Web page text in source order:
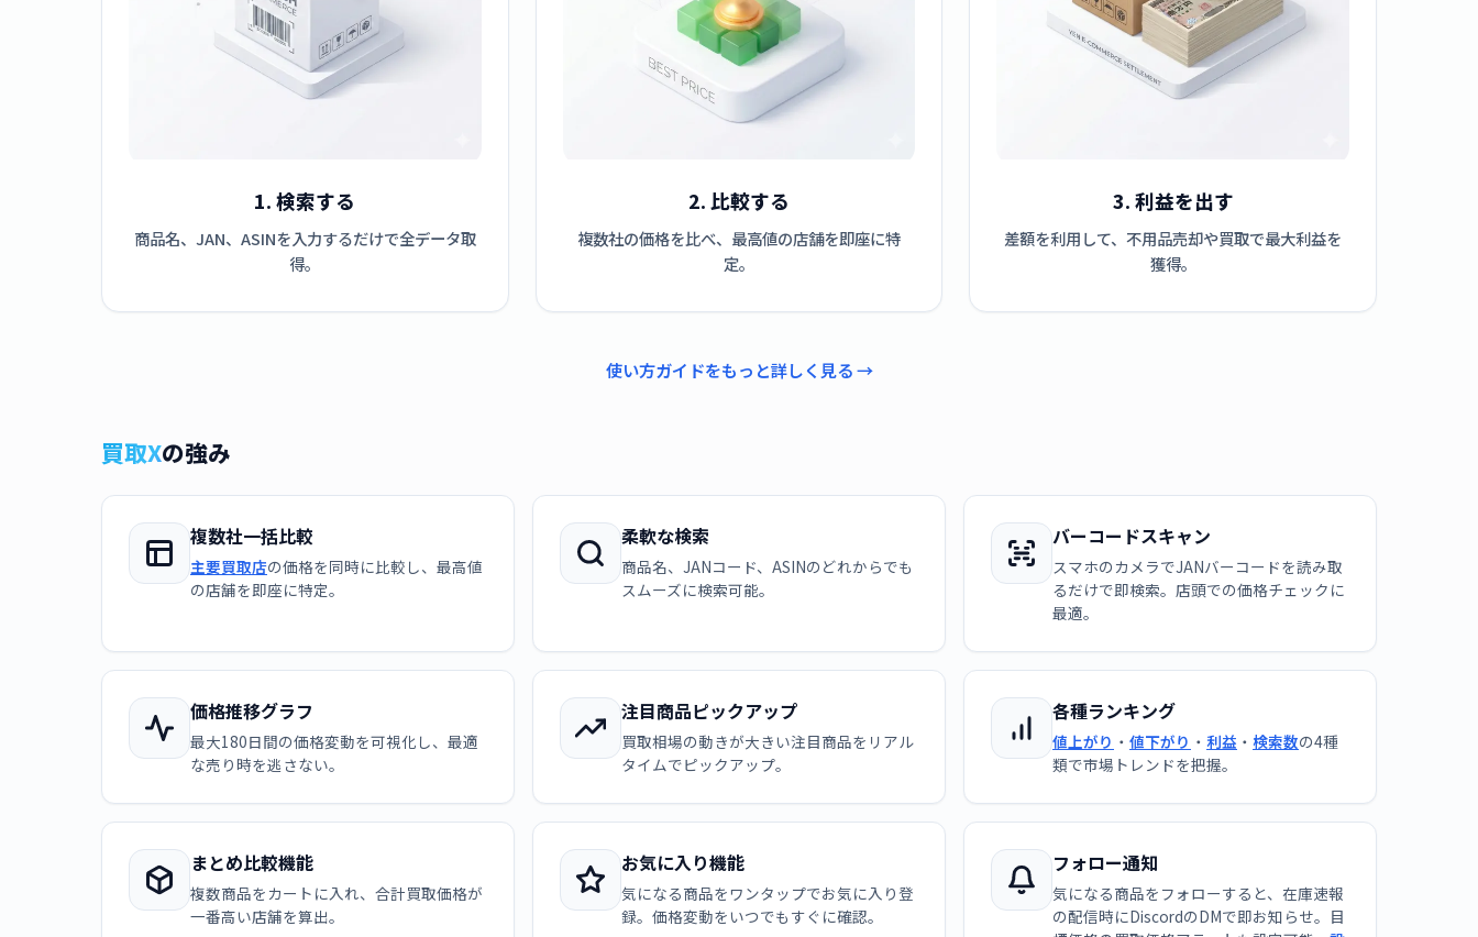
1. 検索する
商品名、JAN、ASINを入力するだけで全データ取
得。
2. 比較する
複数社の価格を比べ、最高値の店舗を即座に特
定。
3. 利益を出す
差額を利用して、不用品売却や買取で最大利益を
獲得。
使い方ガイドをもっと詳しく見る →
買取Xの強み
複数社一括比較
主要買取店の価格を同時に比較し、最高値
の店舗を即座に特定。
柔軟な検索
商品名、JANコード、ASINのどれからでも
スムーズに検索可能。
バーコードスキャン
スマホのカメラでJANバーコードを読み取
るだけで即検索。店頭での価格チェックに
最適。
価格推移グラフ
最大180日間の価格変動を可視化し、最適
な売り時を逃さない。
注目商品ピックアップ
買取相場の動きが大きい注目商品をリアル
タイムでピックアップ。
各種ランキング
値上がり ・ 値下がり ・ 利益 ・ 検索数の4種
類で市場トレンドを把握。
まとめ比較機能
複数商品をカートに入れ、合計買取価格が
一番高い店舗を算出。
お気に入り機能
気になる商品をワンタップでお気に入り登
録。価格変動をいつでもすぐに確認。
フォロー通知
気になる商品をフォローすると、在庫速報
の配信時にDiscordのDMで即お知らせ。目